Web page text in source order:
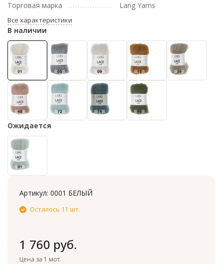
Торговая марка
Lang Yarns
Все характеристики
В наличии
Ожидается
Артикул: 0001 БЕЛЫЙ
Осталось 11 шт.
1 760 руб.
Цена за 1 мот.